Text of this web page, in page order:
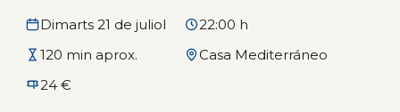
Dimarts 21 de juliol
22:00 h
120 min aprox.
Casa Mediterráneo
24 €